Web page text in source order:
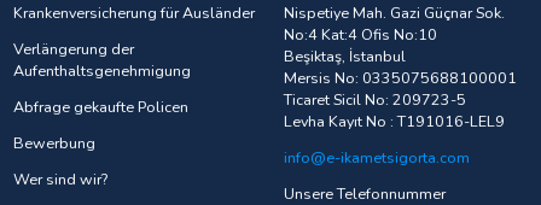
Krankenversicherung für Ausländer
Verlängerung der
Aufenthaltsgenehmigung
Abfrage gekaufte Policen
Bewerbung
Wer sind wir?
Nispetiye Mah. Gazi Güçnar Sok.
No:4 Kat:4 Ofis No:10
Beşiktaş, İstanbul
Mersis No: 0335075688100001
Ticaret Sicil No: 209723-5
Levha Kayıt No : T191016-LEL9
info@e-ikametsigorta.com
Unsere Telefonnummer